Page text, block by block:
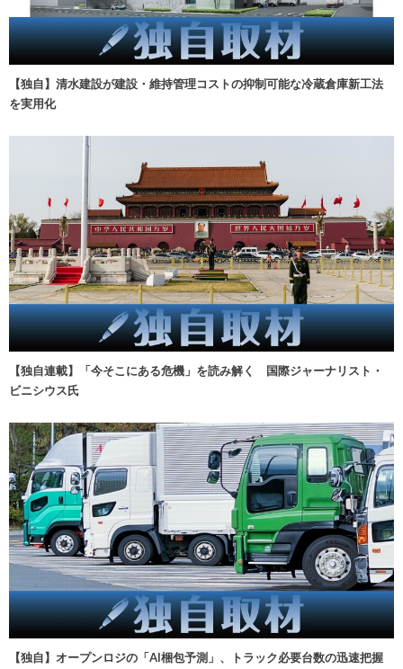
【独自】清水建設が建設・維持管理コストの抑制可能な冷蔵倉庫新工法
を実用化
【独自連載】「今そこにある危機」を読み解く 国際ジャーナリスト・
ビニシウス氏
【独自】オープンロジの「AI梱包予測」、トラック必要台数の迅速把握